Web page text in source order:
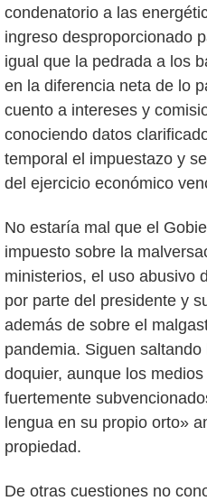
condenatorio a las
ingreso desproporcionado
igual que la pedrada a los
en la diferencia neta de lo
cuento a intereses y
conociendo datos
temporal el impuestazo y
del ejercicio económico
No estaría mal que el
impuesto sobre la
ministerios, el uso abusivo
por parte del presidente y
además de sobre el
pandemia. Siguen
doquier, aunque los
fuertemente
lengua en su propio orto»
propiedad.
De otras cuestiones no